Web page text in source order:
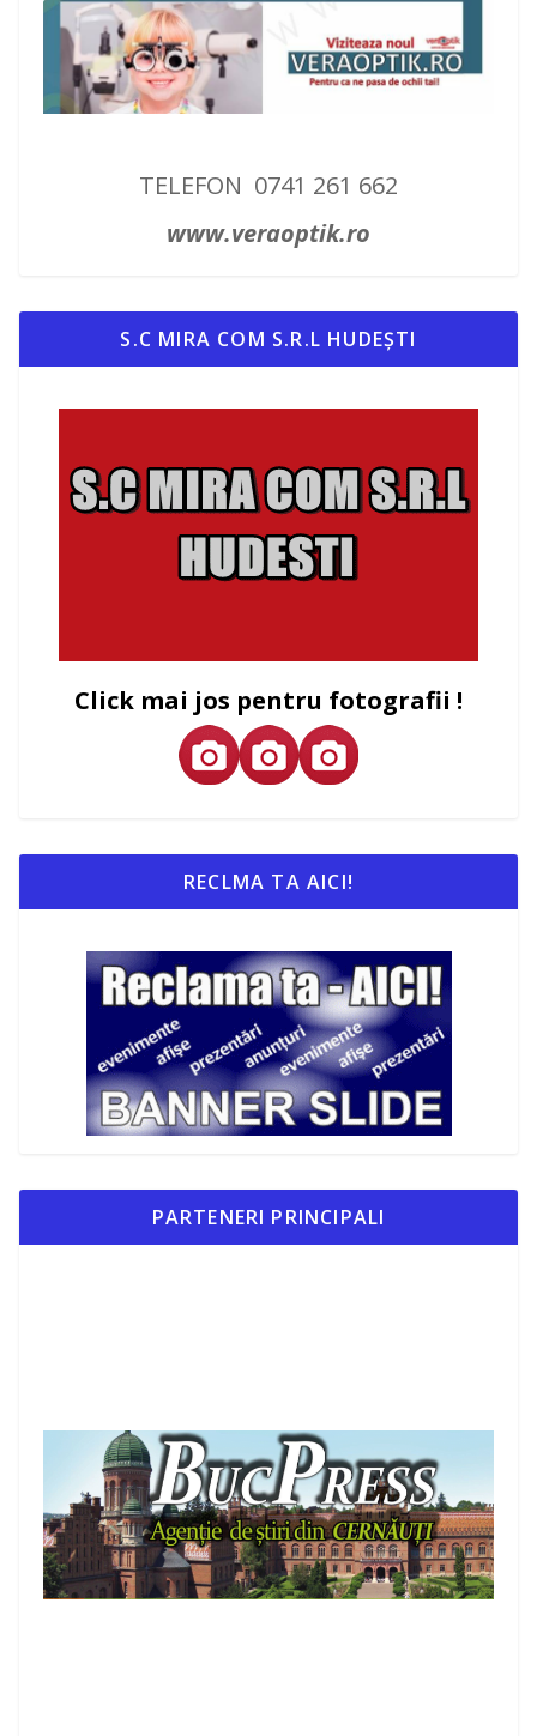
TELEFON 0741 261 662
www.veraoptik.ro
S.C MIRA COM S.R.L HUDEȘTI
Click mai jos pentru fotografii !
RECLMA TA AICI!
PARTENERI PRINCIPALI